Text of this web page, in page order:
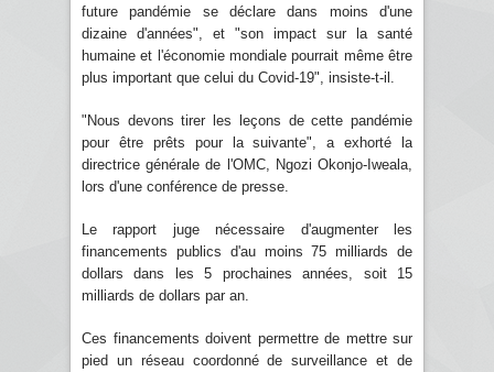
future pandémie se déclare dans moins d'une
dizaine d'années", et "son impact sur la santé
humaine et l'économie mondiale pourrait même être
plus important que celui du Covid-19", insiste-t-il.
"Nous devons tirer les leçons de cette pandémie
pour être prêts pour la suivante", a exhorté la
directrice générale de l'OMC, Ngozi Okonjo-Iweala,
lors d'une conférence de presse.
Le rapport juge nécessaire d'augmenter les
financements publics d'au moins 75 milliards de
dollars dans les 5 prochaines années, soit 15
milliards de dollars par an.
Ces financements doivent permettre de mettre sur
pied un réseau coordonné de surveillance et de